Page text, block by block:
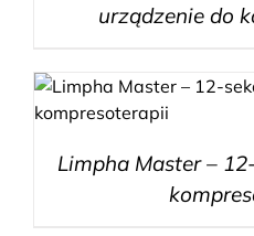
urządzenie do
Limpha Master –